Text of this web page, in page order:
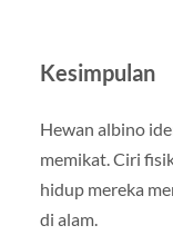
Kesimpulan
Hewan albino
memikat. Ciri
hidup mereka
di alam.